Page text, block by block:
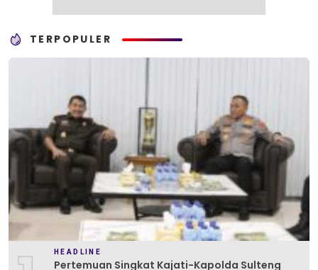
TERPOPULER
HEADLINE
Pertemuan Singkat Kajati-Kapolda Sulteng